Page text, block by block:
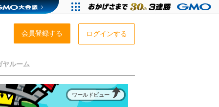
会員登録する ログインする
ヤルーム
ワールドビュー